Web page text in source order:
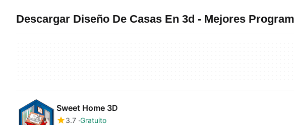
Descargar Diseño De Casas En 3d - Mejores
Sweet Home 3D
3.7 Gratuito